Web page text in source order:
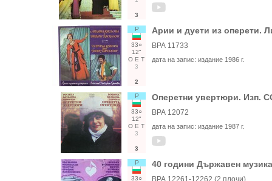
3
Р
33○
12"
О Е Т
3
2
Арии и дуети из оперети.
ВРА 11733
дата на запис: издание 1986 г.
Р
33○
12"
О Е Т
3
3
Оперетни увертюри. Изп.
ВРА 12072
дата на запис: издание 1987 г.
Р
33○
40 години Държавен
ВРА 12261-12262 (2 плочи)